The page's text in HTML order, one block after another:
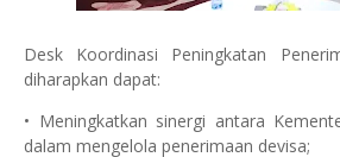
Desk Koordinasi Peningkatan
diharapkan dapat:
• Meningkatkan sinergi antara
dalam mengelola penerimaan devisa;